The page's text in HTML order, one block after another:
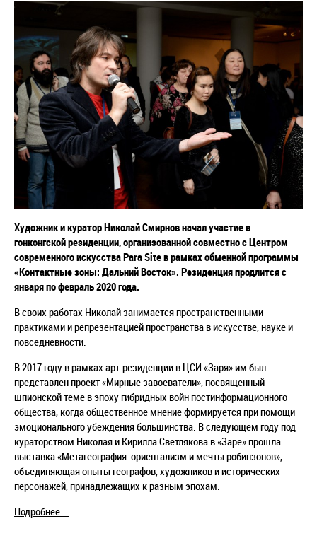
Художник и куратор Николай Смирнов начал участие в
гонконгской резиденции, организованной совместно с Центром
современного искусства Para Site в рамках обменной программы
«Контактные зоны: Дальний Восток». Резиденция продлится с
января по февраль 2020 года.
В своих работах Николай занимается пространственными
практиками и репрезентацией пространства в искусстве, науке и
повседневности.
В 2017 году в рамках арт-резиденции в ЦСИ «Заря» им был
представлен проект «Мирные завоеватели», посвященный
шпионской теме в эпоху гибридных войн постинформационного
общества, когда общественное мнение формируется при помощи
эмоционального убеждения большинства. В следующем году под
кураторством Николая и Кирилла Светлякова в «Заре» прошла
выставка «Метагеография: ориентализм и мечты робинзонов»,
объединяющая опыты географов, художников и исторических
персонажей, принадлежащих к разным эпохам.
Подробнее...